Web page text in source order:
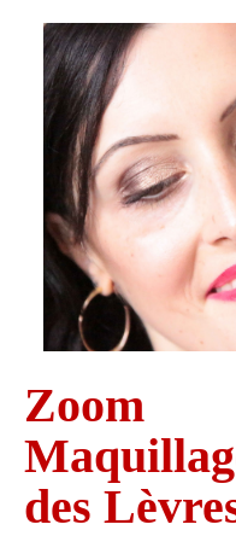
Zoom
des